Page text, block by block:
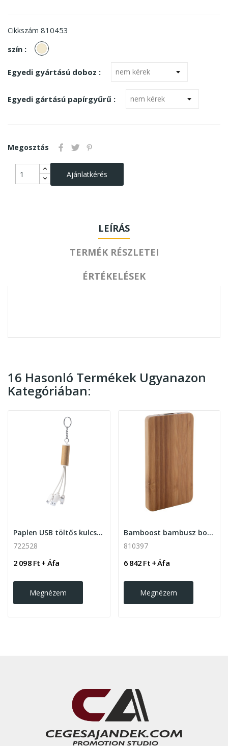
Cikkszám 810453
szín :
Natúr
Egyedi gyártású doboz :
Egyedi gártású papírgyűrű :
Megosztás
Ajánlatkérés
LEÍRÁS
TERMÉK RÉSZLETEI
ÉRTÉKELÉSEK
16 Hasonló Termékek Ugyanazon
Kategóriában:
Paplen USB töltős kulcstartó
722528
2 098 Ft + Áfa
Megnézem
Bamboost bambusz borítású 4000 mAh power bank
810397
6 842 Ft + Áfa
Megnézem